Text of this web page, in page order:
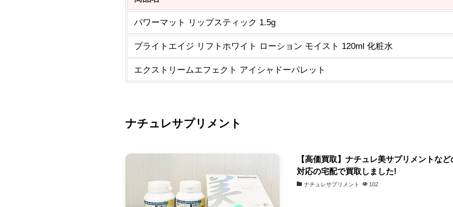
パワーマット リップスティック 1.5g
ブライトエイジ リフトホワイト ローション モイスト 120ml 化粧水
エクストリームエフェクト アイシャドーパレット
ナチュレサプリメント
【高価買取】ナチュレ美サプリメントな
対応の宅配で買取しました!
ナチュレサプリメント 102